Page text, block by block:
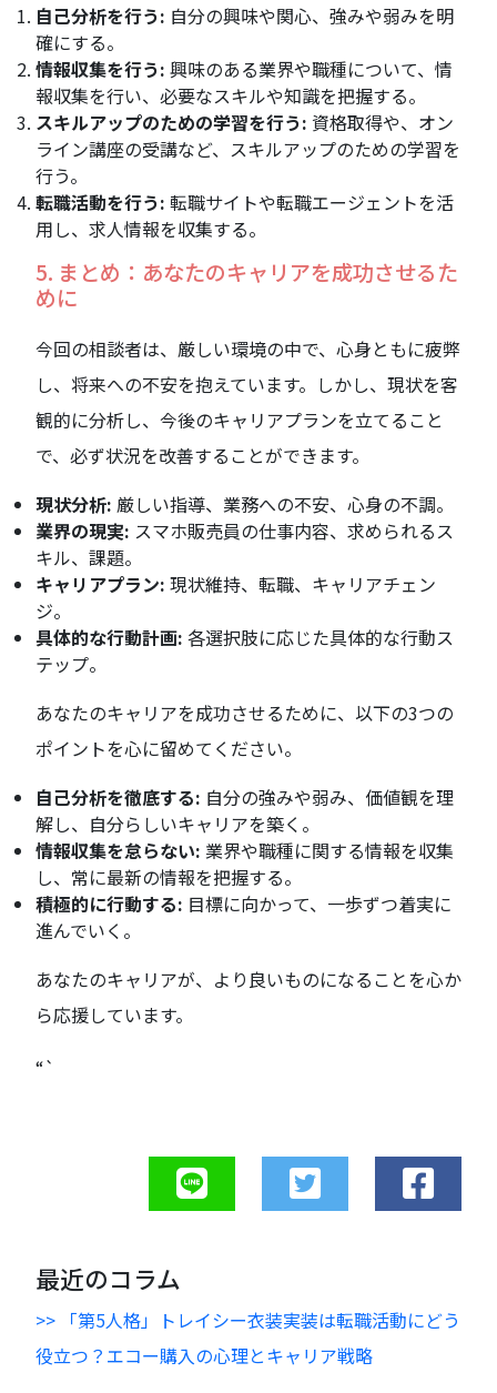
自己分析を行う: 自分の興味や関心、強みや弱みを明
確にする。
情報収集を行う: 興味のある業界や職種について、情
報収集を行い、必要なスキルや知識を把握する。
スキルアップのための学習を行う: 資格取得や、オン
ライン講座の受講など、スキルアップのための学習を
行う。
転職活動を行う: 転職サイトや転職エージェントを活
用し、求人情報を収集する。
5. まとめ：あなたのキャリアを成功させるた
めに
今回の相談者は、厳しい環境の中で、心身ともに疲弊
し、将来への不安を抱えています。しかし、現状を客
観的に分析し、今後のキャリアプランを立てること
で、必ず状況を改善することができます。
現状分析: 厳しい指導、業務への不安、心身の不調。
業界の現実: スマホ販売員の仕事内容、求められるス
キル、課題。
キャリアプラン: 現状維持、転職、キャリアチェン
ジ。
具体的な行動計画: 各選択肢に応じた具体的な行動ス
テップ。
あなたのキャリアを成功させるために、以下の3つの
ポイントを心に留めてください。
自己分析を徹底する: 自分の強みや弱み、価値観を理
解し、自分らしいキャリアを築く。
情報収集を怠らない: 業界や職種に関する情報を収集
し、常に最新の情報を把握する。
積極的に行動する: 目標に向かって、一歩ずつ着実に
進んでいく。
あなたのキャリアが、より良いものになることを心か
ら応援しています。
“`
最近のコラム
>> 「第5人格」トレイシー衣装実装は転職活動にどう
役立つ？エコー購入の心理とキャリア戦略